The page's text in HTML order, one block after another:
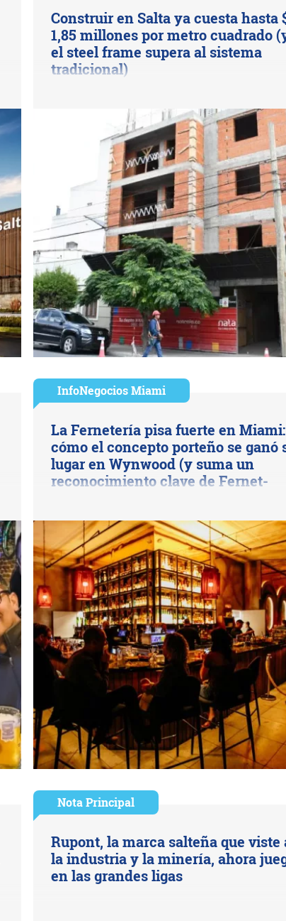
Construir en Salta ya cuesta hasta
1,85 millones por metro cuadrado
el steel frame supera al sistema
tradicional)
InfoNegocios Miami
La Fernetería pisa fuerte en Miami:
cómo el concepto porteño se ganó
lugar en Wynwood (y suma un
reconocimiento clave de Fernet-
Nota Principal
Rupont, la marca salteña que viste
la industria y la minería, ahora
en las grandes ligas